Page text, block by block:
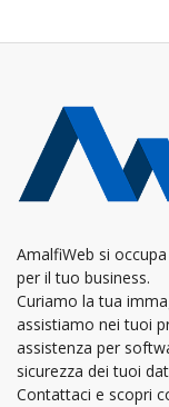
AmalfiWeb si
per il tuo business.
Curiamo la tua
assistiamo nei tuoi
assistenza per
sicurezza dei tuoi
Contattaci e scopri